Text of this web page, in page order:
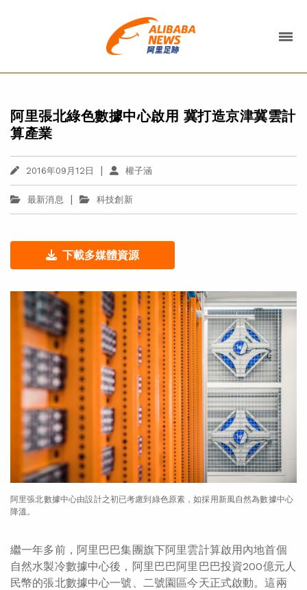
阿里張北綠色數據中心啟用 冀打造京津冀雲計
算產業
2016年09月12日 | 權子涵
最新消息 | 科技創新
下載多媒體資源
阿里張北數據中心由設計之初已考慮到綠色原素，如採用新風自然為數據中心
降溫。
繼一年多前，阿里巴巴集團旗下阿里雲計算啟用內地首個
自然水製冷數據中心後，阿里巴巴阿里巴巴投資200億元人
民幣的張北數據中心一號、二號園區今天正式啟動。這兩